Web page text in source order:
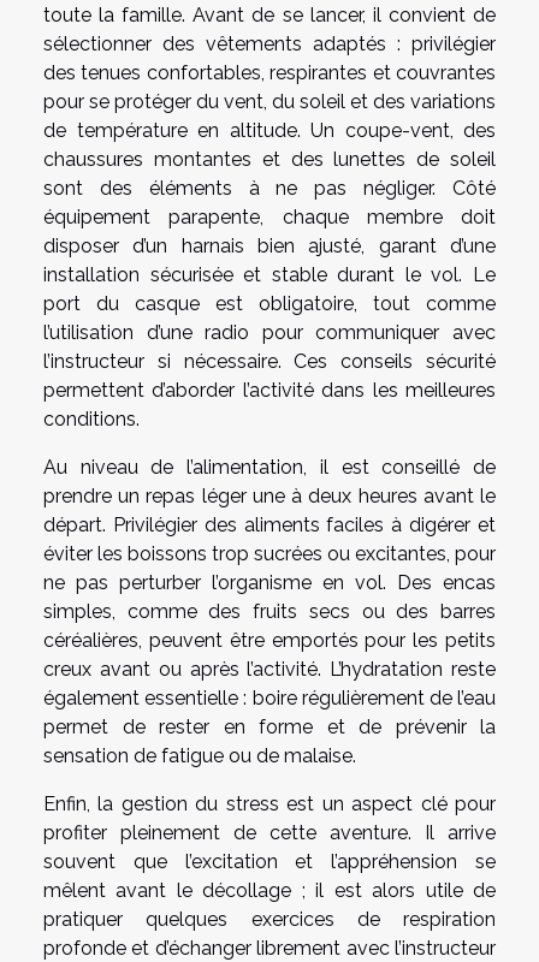
toute la famille. Avant de se lancer, il convient de
sélectionner des vêtements adaptés : privilégier
des tenues confortables, respirantes et couvrantes
pour se protéger du vent, du soleil et des variations
de température en altitude. Un coupe-vent, des
chaussures montantes et des lunettes de soleil
sont des éléments à ne pas négliger. Côté
équipement parapente, chaque membre doit
disposer d’un harnais bien ajusté, garant d’une
installation sécurisée et stable durant le vol. Le
port du casque est obligatoire, tout comme
l’utilisation d’une radio pour communiquer avec
l’instructeur si nécessaire. Ces conseils sécurité
permettent d’aborder l’activité dans les meilleures
conditions.
Au niveau de l’alimentation, il est conseillé de
prendre un repas léger une à deux heures avant le
départ. Privilégier des aliments faciles à digérer et
éviter les boissons trop sucrées ou excitantes, pour
ne pas perturber l’organisme en vol. Des encas
simples, comme des fruits secs ou des barres
céréalières, peuvent être emportés pour les petits
creux avant ou après l’activité. L’hydratation reste
également essentielle : boire régulièrement de l’eau
permet de rester en forme et de prévenir la
sensation de fatigue ou de malaise.
Enfin, la gestion du stress est un aspect clé pour
profiter pleinement de cette aventure. Il arrive
souvent que l’excitation et l’appréhension se
mêlent avant le décollage ; il est alors utile de
pratiquer quelques exercices de respiration
profonde et d’échanger librement avec l’instructeur